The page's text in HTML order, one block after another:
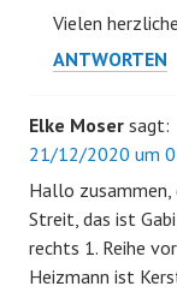
Vielen
ANTWORTEN
Elke Moser sagt:
21/12/2020 um
Hallo zusammen,
Streit, das ist
rechts 1. Reihe
Heizmann ist